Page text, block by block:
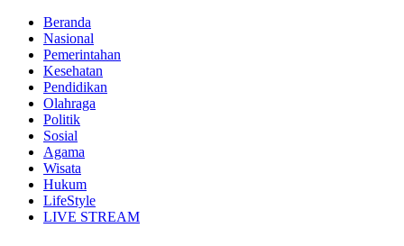
Beranda
Nasional
Pemerintahan
Kesehatan
Pendidikan
Olahraga
Politik
Sosial
Agama
Wisata
Hukum
LifeStyle
LIVE STREAM